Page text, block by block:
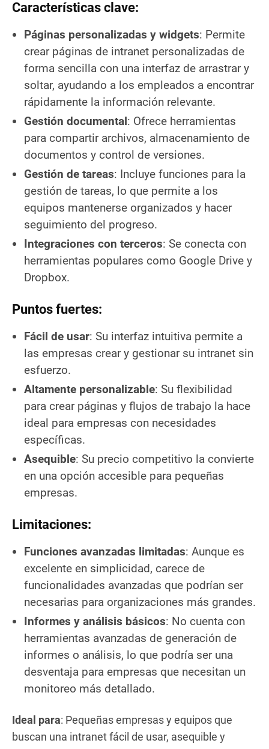
Características clave:
Páginas personalizadas y widgets: Permite
crear páginas de intranet personalizadas de
forma sencilla con una interfaz de arrastrar y
soltar, ayudando a los empleados a encontrar
rápidamente la información relevante.
Gestión documental: Ofrece herramientas
para compartir archivos, almacenamiento de
documentos y control de versiones.
Gestión de tareas: Incluye funciones para la
gestión de tareas, lo que permite a los
equipos mantenerse organizados y hacer
seguimiento del progreso.
Integraciones con terceros: Se conecta con
herramientas populares como Google Drive y
Dropbox.
Puntos fuertes:
Fácil de usar: Su interfaz intuitiva permite a
las empresas crear y gestionar su intranet sin
esfuerzo.
Altamente personalizable: Su flexibilidad
para crear páginas y flujos de trabajo la hace
ideal para empresas con necesidades
específicas.
Asequible: Su precio competitivo la convierte
en una opción accesible para pequeñas
empresas.
Limitaciones:
Funciones avanzadas limitadas: Aunque es
excelente en simplicidad, carece de
funcionalidades avanzadas que podrían ser
necesarias para organizaciones más grandes.
Informes y análisis básicos: No cuenta con
herramientas avanzadas de generación de
informes o análisis, lo que podría ser una
desventaja para empresas que necesitan un
monitoreo más detallado.
Ideal para: Pequeñas empresas y equipos que
buscan una intranet fácil de usar, asequible y